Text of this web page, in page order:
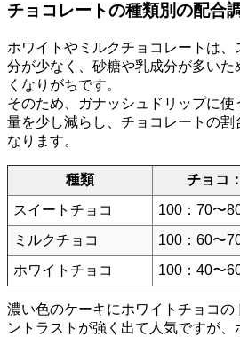
チョコレートの種類別の配合
ホワイトやミルクチョコレートは
分が少なく、砂糖や乳成分が多い
くなりがちです。
そのため、ガナッシュドリップに
量を少し減らし、チョコレートの割
なります。
種類
チョコ
スイートチョコ
100：70〜
ミルクチョコ
100：60〜
ホワイトチョコ
100：40〜
濃い色のケーキにホワイトチョコの
ントラストが強く出て人気ですが